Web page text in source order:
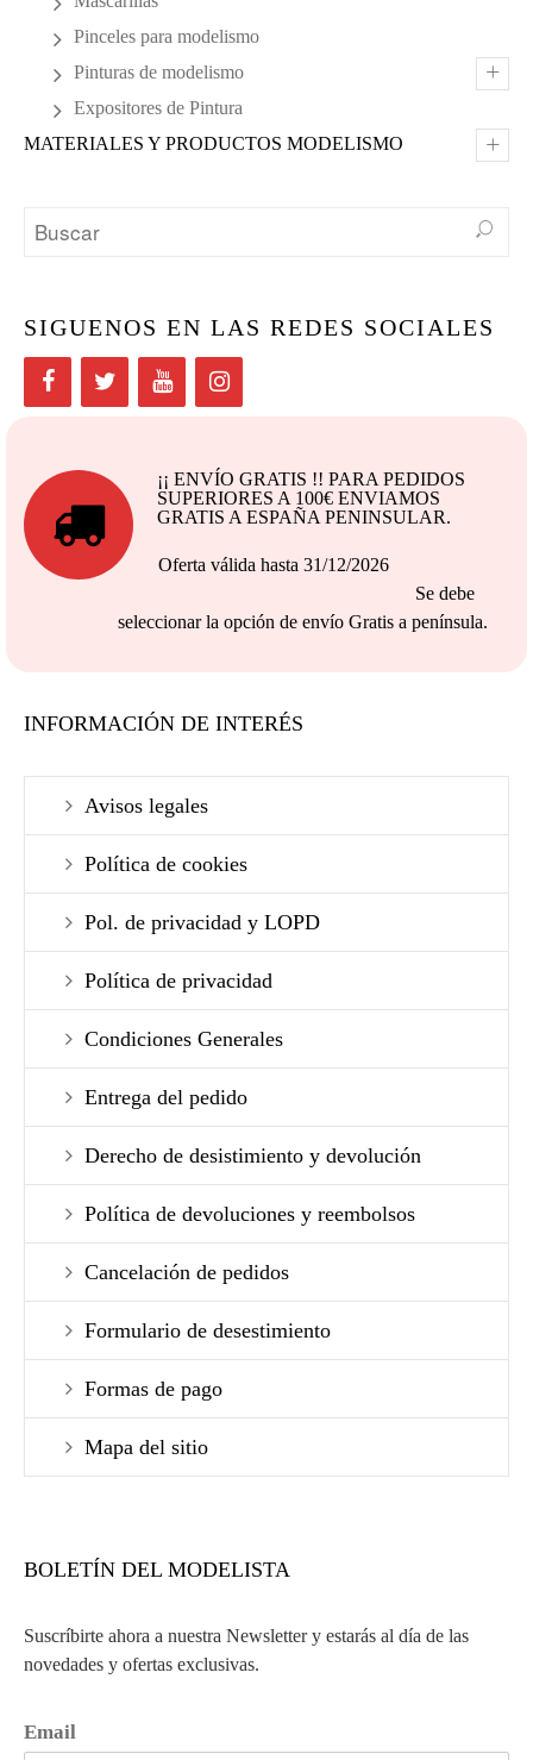
Pinceles para modelismo
+
Pinturas de modelismo
Expositores de Pintura
+
MATERIALES Y PRODUCTOS MODELISMO
SIGUENOS EN LAS REDES SOCIALES
¡¡ ENVÍO GRATIS !! PARA PEDIDOS
SUPERIORES A 100€ ENVIAMOS
GRATIS A ESPAÑA PENINSULAR.
Oferta válida hasta 31/12/2026
Se debe
seleccionar la opción de envío Gratis a península.
INFORMACIÓN DE INTERÉS
Avisos legales
Política de cookies
Pol. de privacidad y LOPD
Política de privacidad
Condiciones Generales
Entrega del pedido
Derecho de desistimiento y devolución
Política de devoluciones y reembolsos
Cancelación de pedidos
Formulario de desestimiento
Formas de pago
Mapa del sitio
BOLETÍN DEL MODELISTA
Suscríbirte ahora a nuestra Newsletter y estarás al día de las
novedades y ofertas exclusivas.
Email